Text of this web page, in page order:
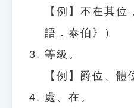
【例】不在其
語．泰伯》）
等級。
【例】爵位、體
處、在。